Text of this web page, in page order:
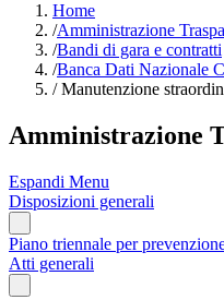
Home
/Amministrazione
/Bandi di gara e contratti
/Banca Dati Nazionale
/Manutenzione
Amministrazione
Espandi Menu
Disposizioni generali
Piano triennale per
Atti generali